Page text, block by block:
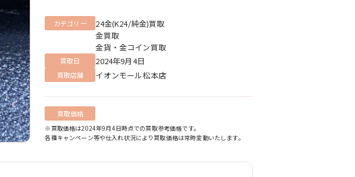
カテゴリー
24金(K24/純金)買取
金買取
金貨・金コイン買取
買取日 2024年9月4日
買取店舗 イオンモール松本店
買取価格
※買取価格は2024年9月4日時点での買取参考価格です。
各種キャンペーン等や仕入れ状況により買取価格は常時変動いたします。